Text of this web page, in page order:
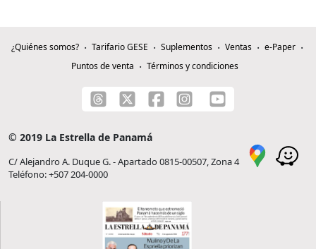
¿Quiénes somos? Tarifario GESE Suplementos Ventas
e-Paper
Puntos de venta
Términos y condiciones
© 2019 La Estrella de Panamá
C/ Alejandro A. Duque G. - Apartado 0815-00507, Zona 4
Teléfono: +507 204-0000